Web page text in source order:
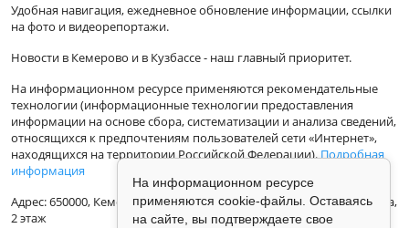
Удобная навигация, ежедневное обновление информации, ссылки
на фото и видеорепортажи.
Новости в Кемерово и в Кузбассе - наш главный приоритет.
На информационном ресурсе применяются рекомендательные
технологии (информационные технологии предоставления
информации на основе сбора, систематизации и анализа сведений,
относящихся к предпочтениям пользователей сети «Интернет»,
находящихся на территории Российской Федерации).Подробная
информация
Адрес: 650000, Кемеровская Область, г.Кемерово, ул.Кузбасская 33а,
2 этаж
На информационном ресурсе
применяются cookie-файлы. Оставаясь
на сайте, вы подтверждаете свое